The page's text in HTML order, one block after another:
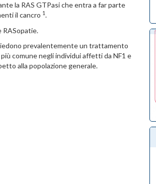
la RAS GTPasi che entra a far parte
il cancro 1.
RASopatie.
prevalentemente un trattamento
comune negli individui affetti da NF1 e
alla popolazione generale.